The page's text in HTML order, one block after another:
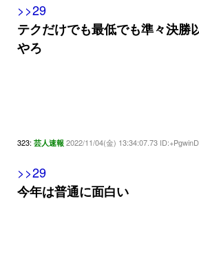
>>29
テクだけでも最低でも準々決勝
やろ
323: 芸人速報 2022/11/04(金) 13:34:07.73
>>29
今年は普通に面白い